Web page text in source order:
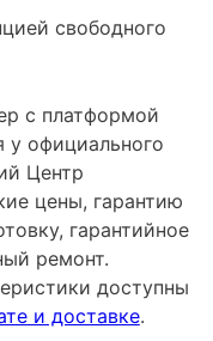
свободного
с платформой
у официального
Центр
цены, гарантию
гарантийное
ремонт.
доступны
и доставке.